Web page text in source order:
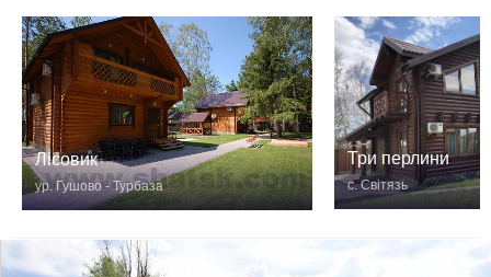
Лісовик
ур. Гушово - Турбаза
Три перлини
с. Світязь